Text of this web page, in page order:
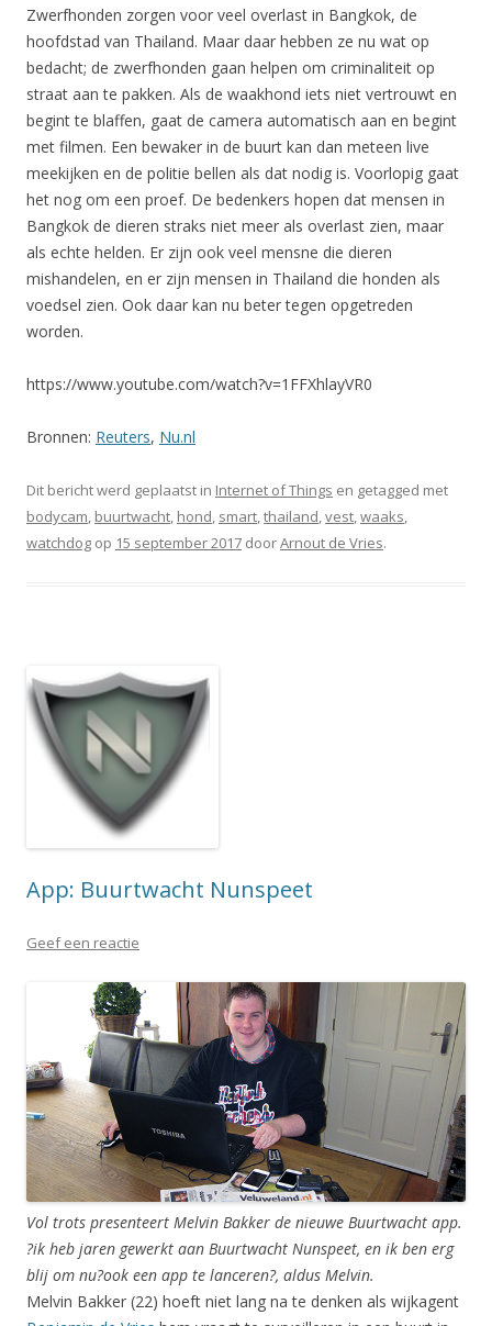
Zwerfhonden zorgen voor veel overlast in Bangkok, de
hoofdstad van Thailand. Maar daar hebben ze nu wat op
bedacht; de zwerfhonden gaan helpen om criminaliteit op
straat aan te pakken. Als de waakhond iets niet vertrouwt en
begint te blaffen, gaat de camera automatisch aan en begint
met filmen. Een bewaker in de buurt kan dan meteen live
meekijken en de politie bellen als dat nodig is. Voorlopig gaat
het nog om een proef. De bedenkers hopen dat mensen in
Bangkok de dieren straks niet meer als overlast zien, maar
als echte helden. Er zijn ook veel mensne die dieren
mishandelen, en er zijn mensen in Thailand die honden als
voedsel zien. Ook daar kan nu beter tegen opgetreden
worden.
https://www.youtube.com/watch?v=1FFXhlayVR0
Bronnen: Reuters, Nu.nl
Dit bericht werd geplaatst in Internet of Things en getagged met
bodycam, buurtwacht, hond, smart,thailand,vest,waaks,
watchdog op 15 september 2017 doorArnout de Vries.
App: Buurtwacht Nunspeet
Geef een reactie
Vol trots presenteert Melvin Bakker de nieuwe Buurtwacht app.
?ik heb jaren gewerkt aan Buurtwacht Nunspeet, en ik ben erg
blij om nu?ook een app te lanceren?, aldus Melvin.
Melvin Bakker (22) hoeft niet lang na te denken als wijkagent